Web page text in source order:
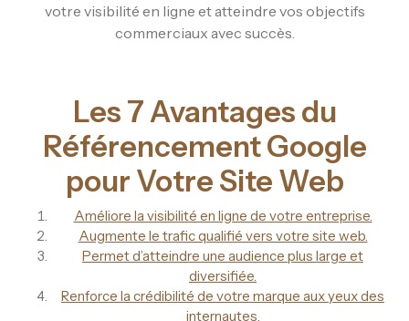
votre visibilité en ligne et atteindre vos objectifs
commerciaux avec succès.
Les 7 Avantages du
Référencement Google
pour Votre Site Web
Améliore la visibilité en ligne de votre entreprise.
Augmente le trafic qualifié vers votre site web.
Permet d’atteindre une audience plus large et
diversifiée.
Renforce la crédibilité de votre marque aux yeux des
internautes.